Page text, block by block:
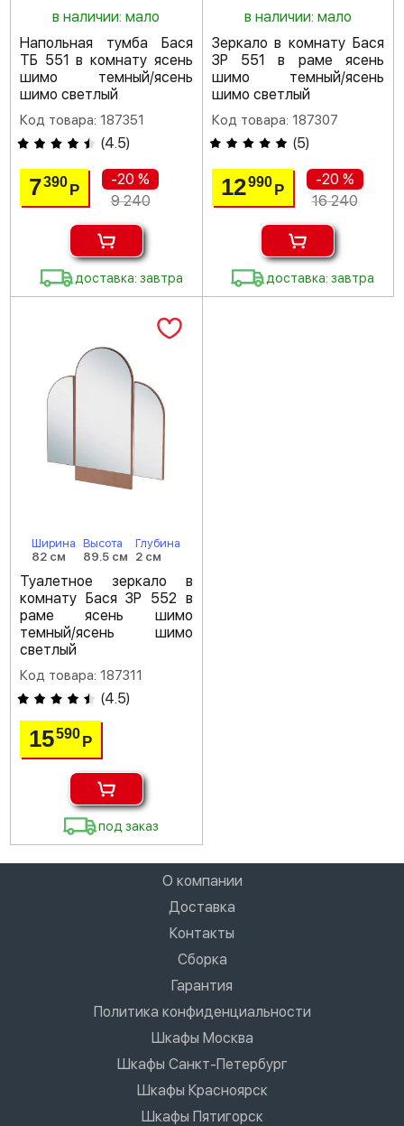
в наличии: мало
Напольная тумба Бася
ТБ 551 в комнату ясень
шимо темный/ясень
шимо светлый
Код товара: 187351
(4.5)
7390Р
-20 %
9 240
доставка: завтра
в наличии: мало
Зеркало в комнату Бася
ЗР 551 в раме ясень
шимо темный/ясень
шимо светлый
Код товара: 187307
(5)
12990 Р
-20 %
16 240
доставка: завтра
Ширина
82 см
Высота
89.5 см
Глубина
2 см
Туалетное зеркало в
комнату Бася ЗР 552 в
раме ясень шимо
темный/ясень шимо
светлый
Код товара: 187311
(4.5)
15590Р
под заказ
О компании
Доставка
Контакты
Сборка
Гарантия
Политика конфиденциальности
Шкафы Москва
Шкафы Санкт-Петербург
Шкафы Красноярск
Шкафы Пятигорск